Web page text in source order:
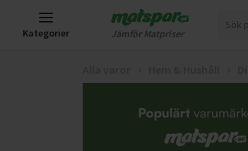
Kategorier Jämför Matpriser